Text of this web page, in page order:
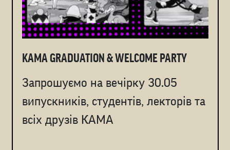
KAMA GRADUATION & WELCOME PARTY
Запрошуємо на вечірку 30.05
випускників, студентів, лекторів та
всіх друзів КАМА